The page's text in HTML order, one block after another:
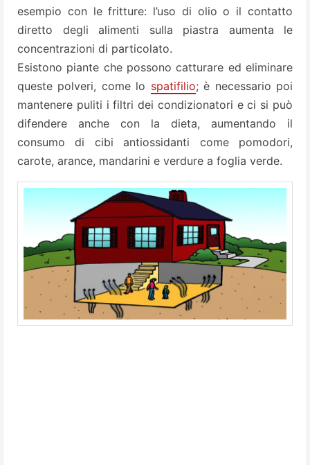
esempio con le fritture: l’uso di olio o il contatto
diretto degli alimenti sulla piastra aumenta le
concentrazioni di particolato.
Esistono piante che possono catturare ed eliminare
queste polveri, come lo spatifilio; è necessario poi
mantenere puliti i filtri dei condizionatori e ci si può
difendere anche con la dieta, aumentando il
consumo di cibi antiossidanti come pomodori,
carote, arance, mandarini e verdure a foglia verde.